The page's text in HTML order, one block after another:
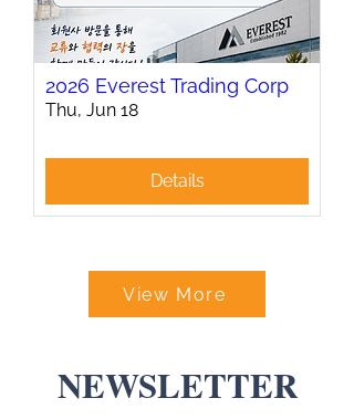
2026 Everest Trading Corp
Thu, Jun 18
Details
View More
NEWSLETTER